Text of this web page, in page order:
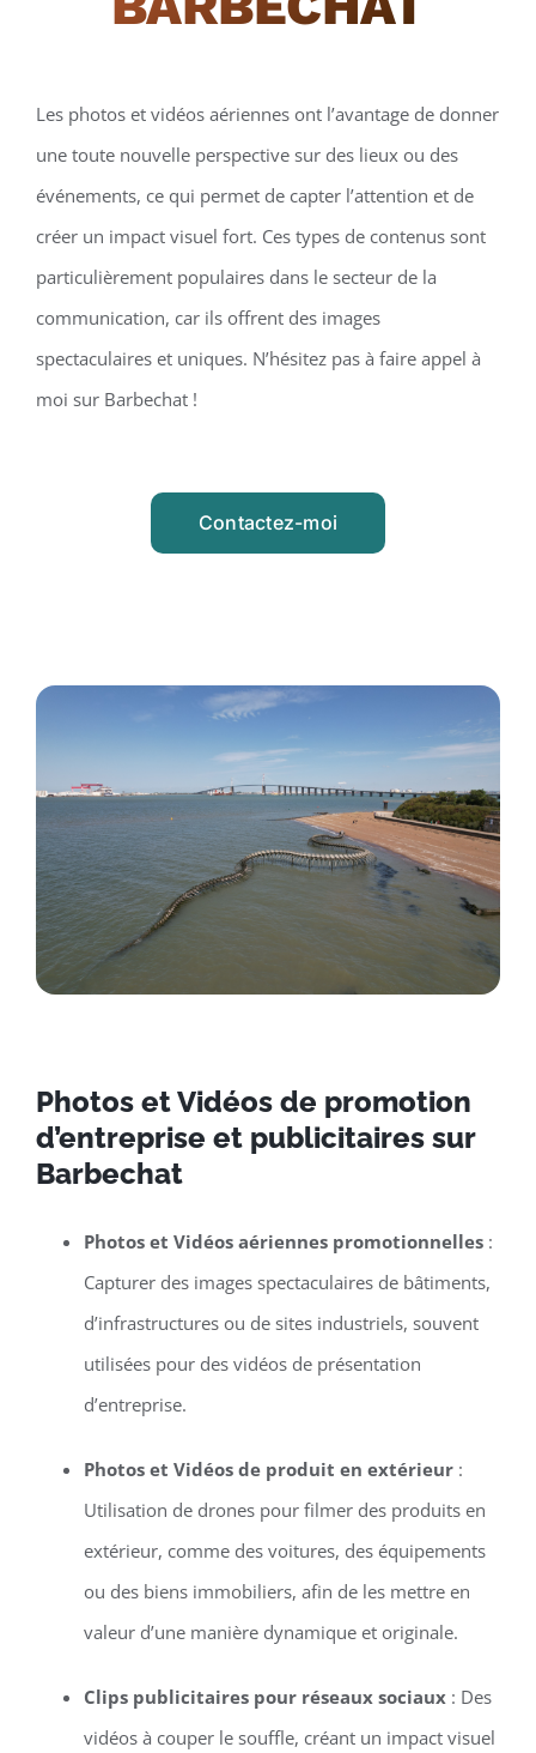
Les photos et vidéos aériennes ont l’avantage de donner
une toute nouvelle perspective sur des lieux ou des
événements, ce qui permet de capter l’attention et de
créer un impact visuel fort. Ces types de contenus sont
particulièrement populaires dans le secteur de la
communication, car ils offrent des images
spectaculaires et uniques. N’hésitez pas à faire appel à
moi sur Barbechat !
Contactez-moi
Photos et Vidéos de promotion
d’entreprise et publicitaires sur
Barbechat
Photos et Vidéos aériennes promotionnelles:
Capturer des images spectaculaires de bâtiments,
d’infrastructures ou de sites industriels, souvent
utilisées pour des vidéos de présentation
d’entreprise.
Photos et Vidéos de produit en extérieur:
Utilisation de drones pour filmer des produits en
extérieur, comme des voitures, des équipements
ou des biens immobiliers, afin de les mettre en
valeur d’une manière dynamique et originale.
Clips publicitaires pour réseaux sociaux: Des
vidéos à couper le souffle, créant un impact visuel